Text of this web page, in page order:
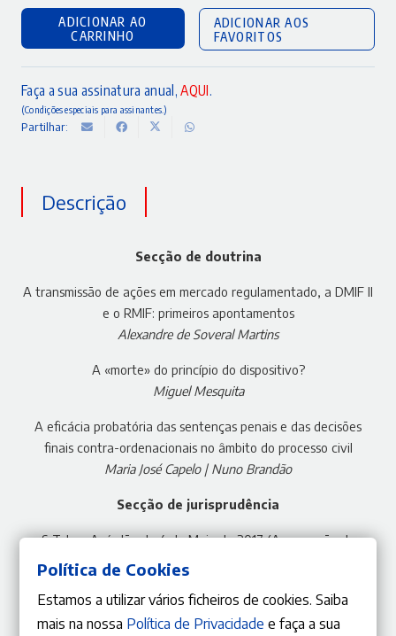
era:
10,50 €.
é:
9,45 €.
ADICIONAR AO
CARRINHO
ADICIONAR AOS
FAVORITOS
Faça a sua assinatura anual,AQUI.
(Condições especiais para assinantes.)
Partilhar:
Descrição
Secção de doutrina
A transmissão de ações em mercado regulamentado, a DMIF II
e o RMIF: primeiros apontamentos
Alexandre de Soveral Martins
A «morte» do princípio do dispositivo?
Miguel Mesquita
A eficácia probatória das sentenças penais e das decisões
finais contra-ordenacionais no âmbito do processo civil
Maria José Capelo | Nuno Brandão
Secção de jurisprudência
S T. J. — Acórdão de 4 de Maio de 2017 (A execução do
avalista após homologação do plano de revitalização do
Carolina Cunha
Política de Cookies
Estamos a utilizar vários ficheiros de cookies. Saiba
mais na nossa Política de Privacidade e faça a sua